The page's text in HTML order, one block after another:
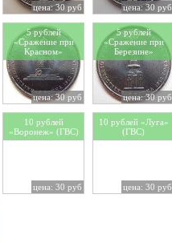
цена: 30 руб цена: 30 руб
5 рублей
«Cражение при
Красном»
цена: 30 руб
5 рублей
«Cражение при
Березине»
цена: 30 руб
10 рублей
«Воронеж» (ГВС)
цена: 30 руб
10 рублей «Луга»
(ГВС)
цена: 30 руб